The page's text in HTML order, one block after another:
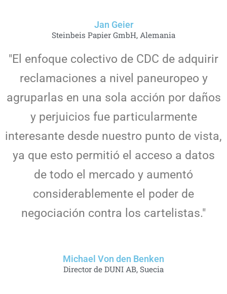
Jan Geier
Steinbeis Papier GmbH, Alemania
"El enfoque colectivo de CDC de adquirir
reclamaciones a nivel paneuropeo y
agruparlas en una sola acción por daños
y perjuicios fue particularmente
interesante desde nuestro punto de vista,
ya que esto permitió el acceso a datos
de todo el mercado y aumentó
considerablemente el poder de
negociación contra los cartelistas."
Michael Von den Benken
Director de DUNI AB, Suecia